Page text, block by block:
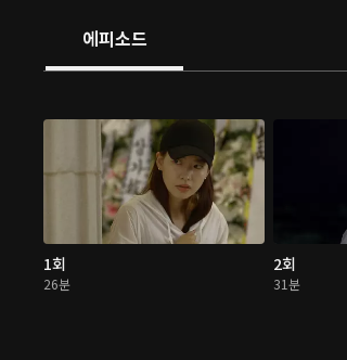
에피소드
1회
26분
2회
31분